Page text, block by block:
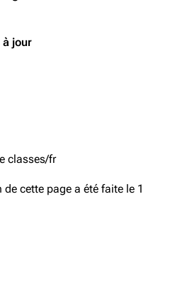
à jour
classes/fr
cette page a été faite le 1